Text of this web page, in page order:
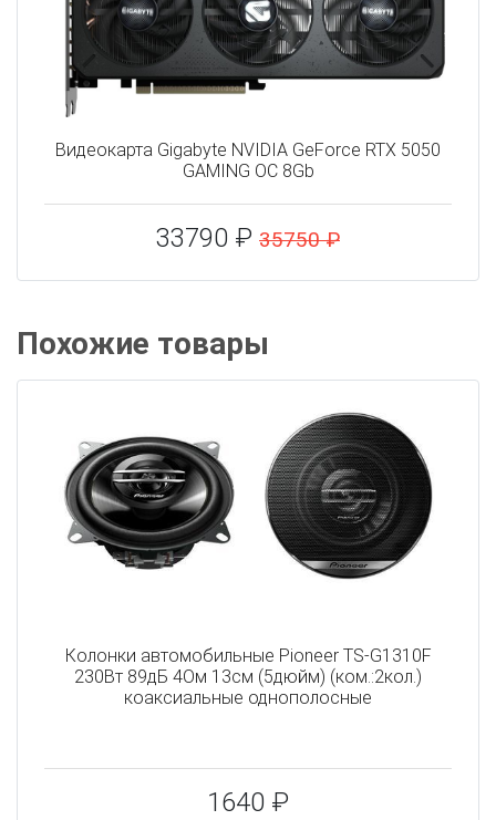
Видеокарта Gigabyte NVIDIA GeForce RTX 5050
GAMING OC 8Gb
33790 ₽ 35750 ₽
Похожие товары
Колонки автомобильные Pioneer TS-G1310F
230Вт 89дБ 4Ом 13см (5дюйм) (ком.:2кол.)
коаксиальные однополосные
1640 ₽